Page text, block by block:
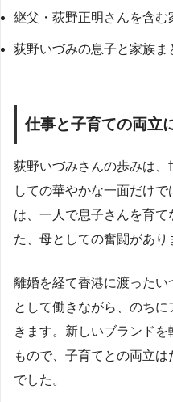
継父・荻野正明さんを含む
荻野いづみの息子と家族ま
仕事と子育ての両立
荻野いづみさんの歩みは、
しての華やかな一面だけ
は、一人で息子さんを育
た、母としての奮闘があり
離婚を経て香港に渡った
として働きながら、のち
きます。新しいブランド
もので、子育てとの両立
でした。